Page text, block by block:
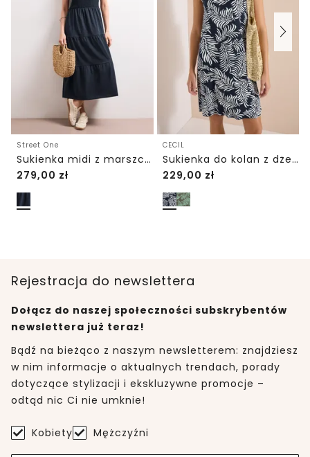
Street One
Sukienka midi z marszczoną górą
279,00 zł
CECIL
Sukienka do kolan z dżerseju z nadrukiem
229,00 zł
Rejestracja do newslettera
Dołącz do naszej społeczności subskrybentów
newslettera już teraz!
Bądź na bieżąco z naszym newsletterem: znajdziesz
w nim informacje o aktualnych trendach, porady
dotyczące stylizacji i ekskluzywne promocje –
odtąd nic Ci nie umknie!
Kobiety Mężczyźni